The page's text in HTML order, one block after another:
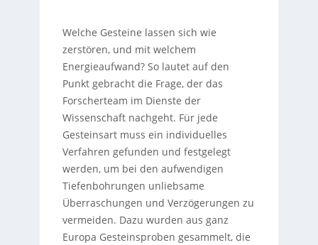
Welche Gesteine lassen sich wie
zerstören, und mit welchem
Energieaufwand? So lautet auf den
Punkt gebracht die Frage, der das
Forscherteam im Dienste der
Wissenschaft nachgeht. Für jede
Gesteinsart muss ein individuelles
Verfahren gefunden und festgelegt
werden, um bei den aufwendigen
Tiefenbohrungen unliebsame
Überraschungen und Verzögerungen zu
vermeiden. Dazu wurden aus ganz
Europa Gesteinsproben gesammelt, die